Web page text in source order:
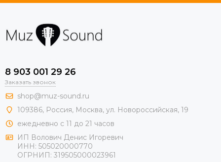
8 903 001 29 26
Заказать звонок
shop@muz-sound.ru
109386, Россия, Москва, ул. Новороссийская, 19
ежедневно с 11 до 21 часов
ИП Волович Денис Игоревич
ИНН: 505020000770
ОГРНИП: 319505000023961